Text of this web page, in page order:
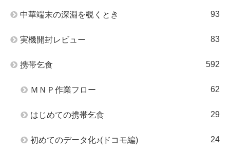
中華端末の深淵を覗くとき 93
実機開封レビュー 83
携帯乞食 592
ＭＮＰ作業フロー 62
はじめての携帯乞食 29
初めてのデータ化♪(ドコモ編) 24